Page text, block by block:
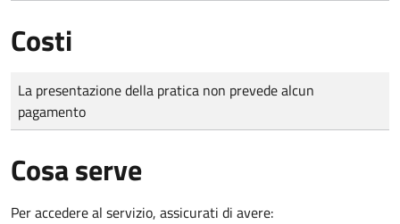
Costi
Tipo di pagamento
Importo
La presentazione della pratica non prevede alcun
pagamento
Cosa serve
Per accedere al servizio, assicurati di avere: